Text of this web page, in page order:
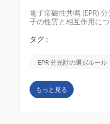
電子常磁性共鳴 (EPR)
子の性質と相互作用に
するために不可欠です
から反平行) によって
タグ :
EPR 分光計の選択ルール
もっと見る